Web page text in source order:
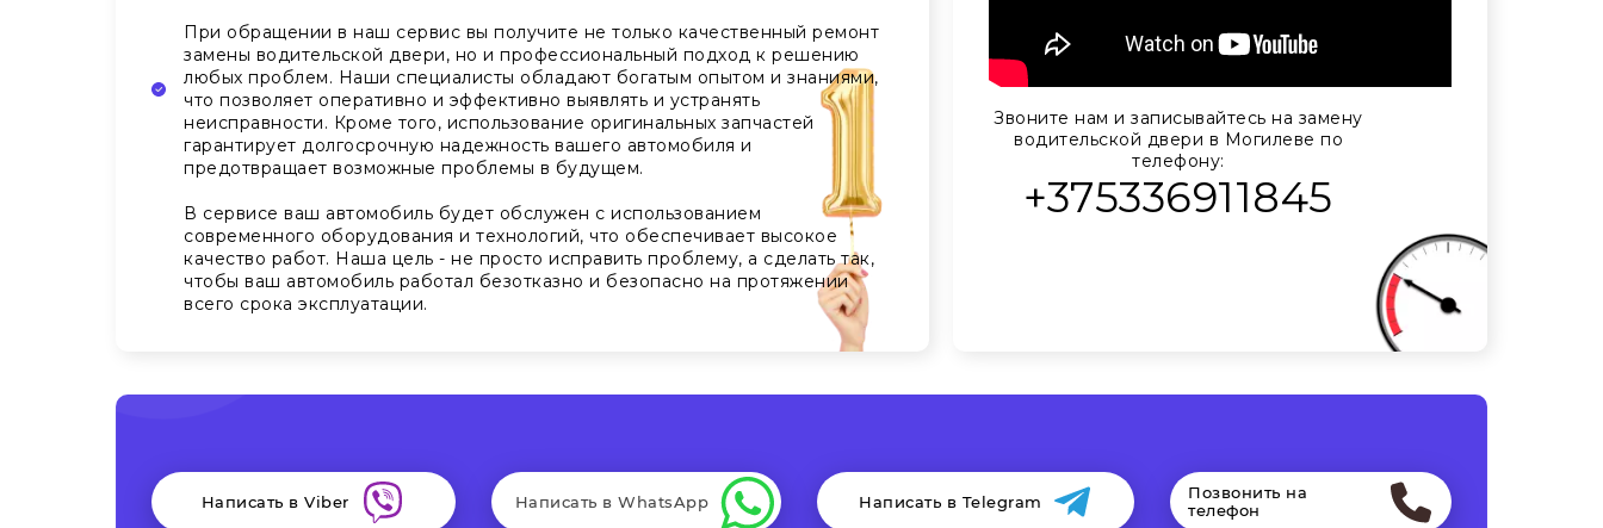
При обращении в наш сервис вы получите не только качественный ремонт
замены водительской двери, но и профессиональный подход к решению
любых проблем. Наши специалисты обладают богатым опытом и знаниями,
что позволяет оперативно и эффективно выявлять и устранять
неисправности. Кроме того, использование оригинальных запчастей
гарантирует долгосрочную надежность вашего автомобиля и
предотвращает возможные проблемы в будущем.
В сервисе ваш автомобиль будет обслужен с использованием
современного оборудования и технологий, что обеспечивает высокое
качество работ. Наша цель - не просто исправить проблему, а сделать так,
чтобы ваш автомобиль работал безотказно и безопасно на протяжении
всего срока эксплуатации.
Звоните нам и записывайтесь на замену
водительской двери в Могилеве по
телефону:
+375336911845
Написать в Viber Написать в WhatsApp Написать в Telegram
Позвонить на
телефон